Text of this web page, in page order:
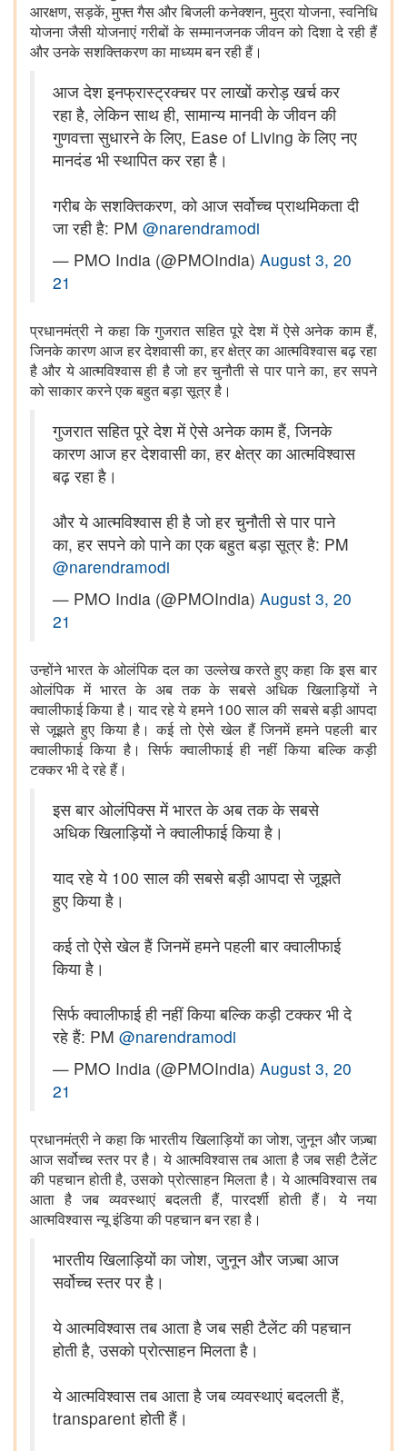
आरक्षण,सड़कें,मुफ्त गैस और बिजली कनेक्शन,मुद्रा योजना,स्वनिधि
योजना जैसी योजनाएं गरीबों के सम्मानजनक जीवन को दिशा दे रही हैं
और उनके सशक्तिकरण का माध्यम बन रही हैं।
आज देश इनफ्रास्ट्रक्चर पर लाखों करोड़ खर्च कर
रहा है, लेकिन साथ ही, सामान्य मानवी के जीवन की
गुणवत्ता सुधारने के लिए, Ease of Living के लिए नए
मानदंड भी स्थापित कर रहा है।
गरीब के सशक्तिकरण, को आज सर्वोच्च प्राथमिकता दी
जा रही है: PM @narendramodi
— PMO India (@PMOIndia) August 3, 20
21
प्रधानमंत्री ने कहा कि गुजरात सहित पूरे देश में ऐसे अनेक काम हैं,
जिनके कारण आज हर देशवासी का,हर क्षेत्र का आत्मविश्वास बढ़ रहा
है और ये आत्मविश्वास ही है जो हर चुनौती से पार पाने का,हर सपने
को साकार करने एक बहुत बड़ा सूत्र है।
गुजरात सहित पूरे देश में ऐसे अनेक काम हैं, जिनके
कारण आज हर देशवासी का, हर क्षेत्र का आत्मविश्वास
बढ़ रहा है।
और ये आत्मविश्वास ही है जो हर चुनौती से पार पाने
का, हर सपने को पाने का एक बहुत बड़ा सूत्र है: PM
@narendramodi
— PMO India (@PMOIndia) August 3, 20
21
उन्होंने भारत के ओलंपिक दल का उल्लेख करते हुए कहा कि इस बार
ओलंपिक में भारत के अब तक के सबसे अधिक खिलाड़ियों ने
क्वालीफाई किया है। याद रहे ये हमने100साल की सबसे बड़ी आपदा
से जूझते हुए किया है। कई तो ऐसे खेल हैं जिनमें हमने पहली बार
क्वालीफाई किया है। सिर्फ क्वालीफाई ही नहीं किया बल्कि कड़ी
टक्कर भी दे रहे हैं।
इस बार ओलंपिक्स में भारत के अब तक के सबसे
अधिक खिलाड़ियों ने क्वालीफाई किया है।
याद रहे ये 100 साल की सबसे बड़ी आपदा से जूझते
हुए किया है।
कई तो ऐसे खेल हैं जिनमें हमने पहली बार क्वालीफाई
किया है।
सिर्फ क्वालीफाई ही नहीं किया बल्कि कड़ी टक्कर भी दे
रहे हैं: PM @narendramodi
— PMO India (@PMOIndia) August 3, 20
21
प्रधानमंत्री ने कहा कि भारतीय खिलाड़ियों का जोश,जुनून और जज़्बा
आज सर्वोच्च स्तर पर है। ये आत्मविश्वास तब आता है जब सही टैलेंट
की पहचान होती है,उसको प्रोत्साहन मिलता है। ये आत्मविश्वास तब
आता है जब व्यवस्थाएं बदलती हैं,पारदर्शी होती हैं। ये नया
आत्मविश्वास न्यू इंडिया की पहचान बन रहा है।
भारतीय खिलाड़ियों का जोश, जुनून और जज़्बा आज
सर्वोच्च स्तर पर है।
ये आत्मविश्वास तब आता है जब सही टैलेंट की पहचान
होती है, उसको प्रोत्साहन मिलता है।
ये आत्मविश्वास तब आता है जब व्यवस्थाएं बदलती हैं,
transparent होती हैं।